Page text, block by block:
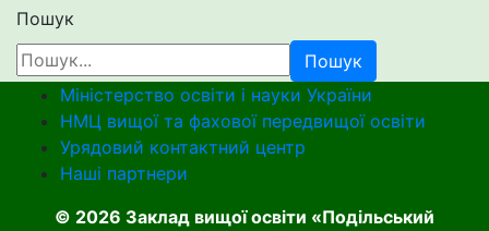
Пошук
Пошук
Міністерство освіти і науки України
НМЦ вищої та фахової передвищої освіти
Урядовий контактний центр
Наші партнери
© 2026 Заклад вищої освіти «Подільський